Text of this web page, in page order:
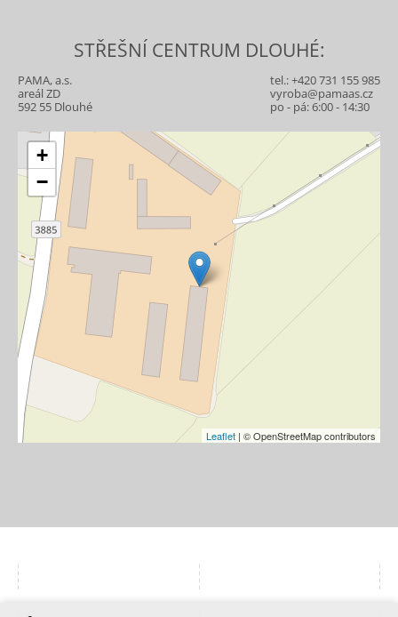
STŘEŠNÍ CENTRUM DLOUHÉ:
PAMA, a.s.
areál ZD
592 55 Dlouhé
tel.:+420 731 155 985
vyroba@pamaas.cz
po - pá: 6:00 - 14:30
+
−
Leaflet | © OpenStreetMap contributors